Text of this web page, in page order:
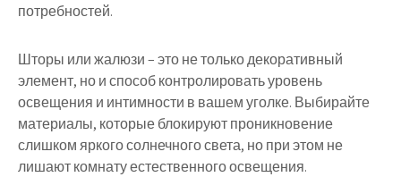
потребностей.
Шторы или жалюзи – это не только декоративный
элемент, но и способ контролировать уровень
освещения и интимности в вашем уголке. Выбирайте
материалы, которые блокируют проникновение
слишком яркого солнечного света, но при этом не
лишают комнату естественного освещения.